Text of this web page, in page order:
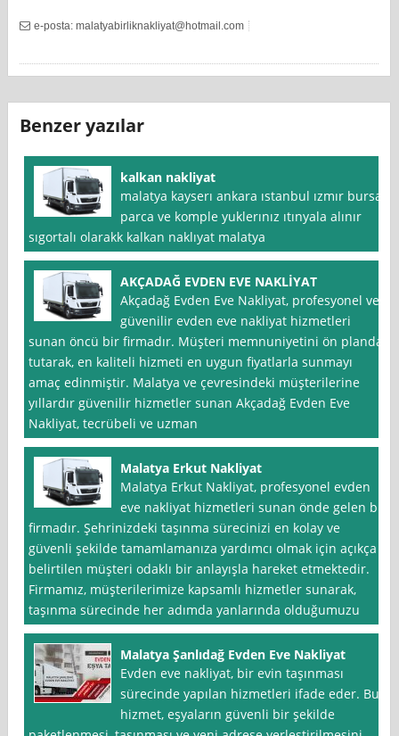
e-posta:malatyabirliknakliyat@hotmail.com
Benzer yazılar
kalkan nakliyat
malatya kayserı ankara ıstanbul ızmır bursa
parca ve komple yuklerınız ıtınyala alınır
sıgortalı olarakk kalkan naklıyat malatya
AKÇADAĞ EVDEN EVE NAKLİYAT
Akçadağ Evden Eve Nakliyat, profesyonel ve
güvenilir evden eve nakliyat hizmetleri
sunan öncü bir firmadır. Müşteri memnuniyetini ön planda
tutarak, en kaliteli hizmeti en uygun fiyatlarla sunmayı
amaç edinmiştir. Malatya ve çevresindeki müşterilerine
yıllardır güvenilir hizmetler sunan Akçadağ Evden Eve
Nakliyat, tecrübeli ve uzman
Malatya Erkut Nakliyat
Malatya Erkut Nakliyat, profesyonel evden
eve nakliyat hizmetleri sunan önde gelen bir
firmadır. Şehrinizdeki taşınma sürecinizi en kolay ve
güvenli şekilde tamamlamanıza yardımcı olmak için açıkça
belirtilen müşteri odaklı bir anlayışla hareket etmektedir.
Firmamız, müşterilerimize kapsamlı hizmetler sunarak,
taşınma sürecinde her adımda yanlarında olduğumuzu
Malatya Şanlıdağ Evden Eve Nakliyat
Evden eve nakliyat, bir evin taşınması
sürecinde yapılan hizmetleri ifade eder. Bu
hizmet, eşyaların güvenli bir şekilde